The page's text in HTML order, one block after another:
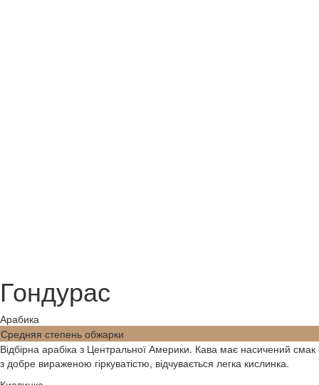
Гондурас
Арабика
Средняя степень обжарки
Відбірна арабіка з Центральної Америки. Кава має насичений смак
з добре вираженою гіркуватістю, відчувається легка кислинка.